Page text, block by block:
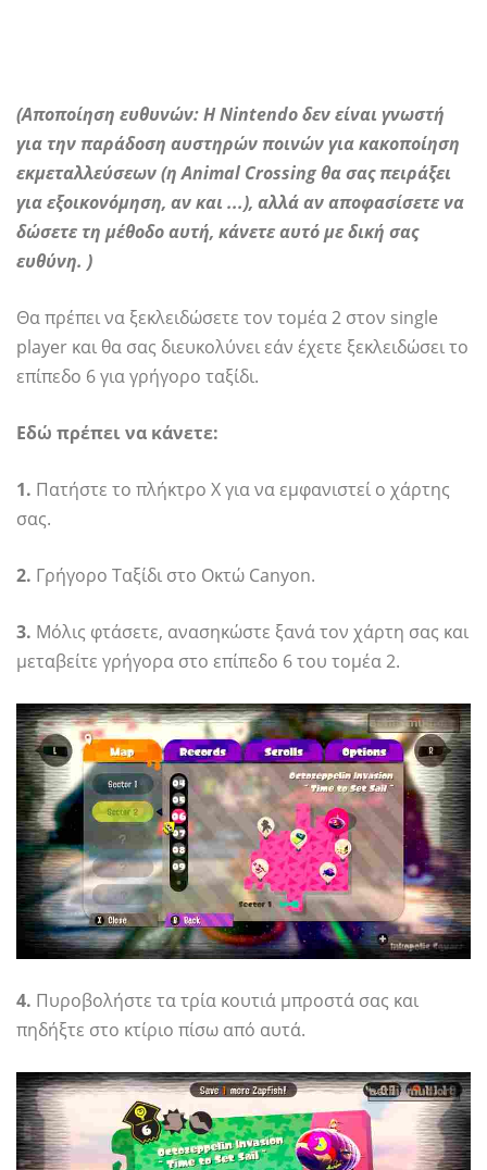
(Αποποίηση ευθυνών: Η Nintendo δεν είναι γνωστή
για την παράδοση αυστηρών ποινών για κακοποίηση
εκμεταλλεύσεων (η Animal Crossing θα σας πειράξει
για εξοικονόμηση, αν και ...), αλλά αν αποφασίσετε να
δώσετε τη μέθοδο αυτή, κάνετε αυτό με δική σας
ευθύνη. )
Θα πρέπει να ξεκλειδώσετε τον τομέα 2 στον single
player και θα σας διευκολύνει εάν έχετε ξεκλειδώσει το
επίπεδο 6 για γρήγορο ταξίδι.
Εδώ πρέπει να κάνετε:
1. Πατήστε το πλήκτρο X για να εμφανιστεί ο χάρτης
σας.
2. Γρήγορο Ταξίδι στο Οκτώ Canyon.
3. Μόλις φτάσετε, ανασηκώστε ξανά τον χάρτη σας και
μεταβείτε γρήγορα στο επίπεδο 6 του τομέα 2.
4. Πυροβολήστε τα τρία κουτιά μπροστά σας και
πηδήξτε στο κτίριο πίσω από αυτά.